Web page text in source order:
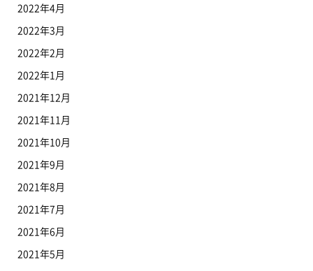
2022年4月
2022年3月
2022年2月
2022年1月
2021年12月
2021年11月
2021年10月
2021年9月
2021年8月
2021年7月
2021年6月
2021年5月